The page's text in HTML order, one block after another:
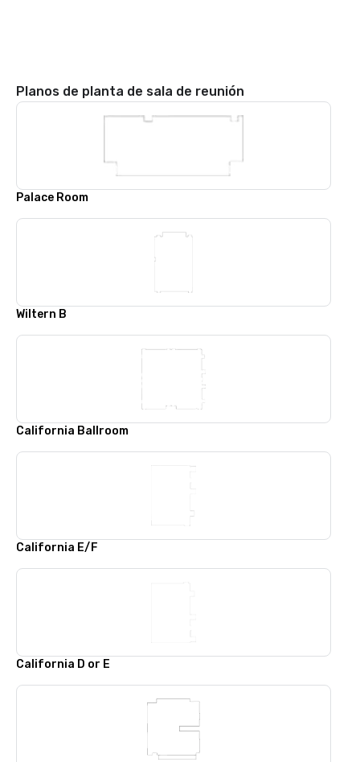
Planos de planta de sala de reunión
Palace Room
Wiltern B
California Ballroom
California E/F
California D or E